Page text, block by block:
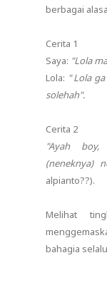
berbagai
Cerita 1
Saya: "Lola
Lola: " Lola
solehah".
Cerita 2
"Ayah boy,
(neneknya)
alpianto??).
Melihat
bahagia